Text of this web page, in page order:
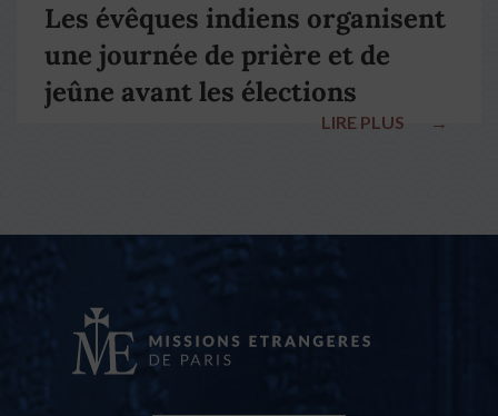
Les évêques indiens organisent
une journée de prière et de
jeûne avant les élections
LIRE PLUS →